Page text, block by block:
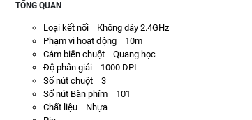
TỔNG QUAN
Loại kết nối Không dây 2.4GHz
Phạm vi hoạt động 10m
Cảm biến chuột Quang học
Độ phân giải 1000 DPI
Số nút chuột 3
Số nút Bàn phím 101
Chất liệu Nhựa